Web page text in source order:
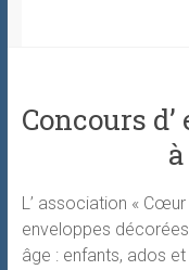
Concours
L’ association «
enveloppes
âge : enfants, ados